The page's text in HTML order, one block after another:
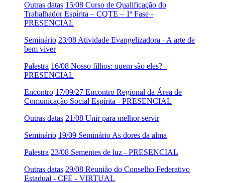
Outras datas 15/08 Curso de Qualificação do
Trabalhador Espírita – CQTE – 1ª Fase -
PRESENCIAL
Seminário 23/08 Atividade Evangelizadora - A arte de
bem viver
Palestra 16/08 Nosso filhos: quem são eles? -
PRESENCIAL
Encontro 17/09/27 Encontro Regional da Área de
Comunicação Social Espírita - PRESENCIAL
Outras datas 21/08 Unir para melhor servir
Seminário 19/09 Seminário As dores da alma
Palestra 23/08 Sementes de luz - PRESENCIAL
Outras datas 29/08 Reunião do Conselho Federativo
Estadual - CFE - VIRTUAL